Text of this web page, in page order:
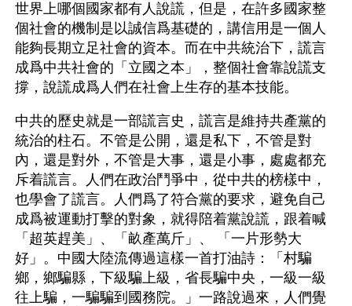
世界上哪個國家都有人說謊，但是，在許多國家整
個社會的機制是以誠信爲基礎的，講信用是一個人
能夠長期立足社會的資本。而在中共統治下，謊言
成爲中共社會的「立國之本」，整個社會靠說謊支
撐，說謊成爲人們在社會上生存的基本技能。
中共的歷史就是一部謊言史，謊言是維持共產黨的
統治的柱石。不管是公開，還是私下，不管是對
內，還是對外，不管是大事，還是小事，處處都充
斥着謊言。人們在政治鬥爭中，從中共的榜樣中，
也學會了謊言。人們爲了符合黨的要求，避免自己
成爲被運動打擊的對象，就得陪着黨說謊，跟着喊
「超英趕美」、「畝產萬斤」、 「一片形勢大
好」。中國大陸流傳過這樣一首打油詩：「村騙
鄉，鄉騙縣，下級騙上級，省長騙中央，一級一級
往上騙，一騙騙到國務院。」一路說過來，人們覺